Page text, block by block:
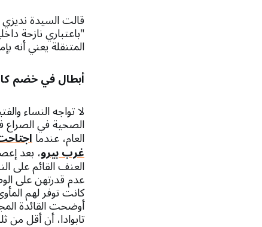
قالت السيدة
"باعتباري نازحة
المتنقلة يعني أنه
أبطال في خضم
لا تواجه النساء
الصحية في
العام، عندما
غرب بيرو، بعد
العنف القائم على
عدم قدرتهن على
كانت توفر لهم
أوضحت القائدة
تابوادا، أن أقل